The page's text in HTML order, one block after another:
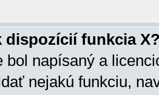
dispozícií funkcia
bol napísaný a
nejakú funkciu,